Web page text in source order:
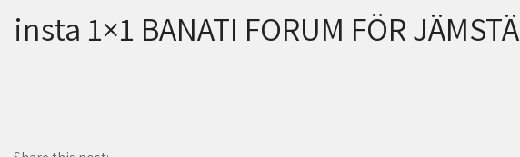
insta 1×1 BANATI FORUM FÖR